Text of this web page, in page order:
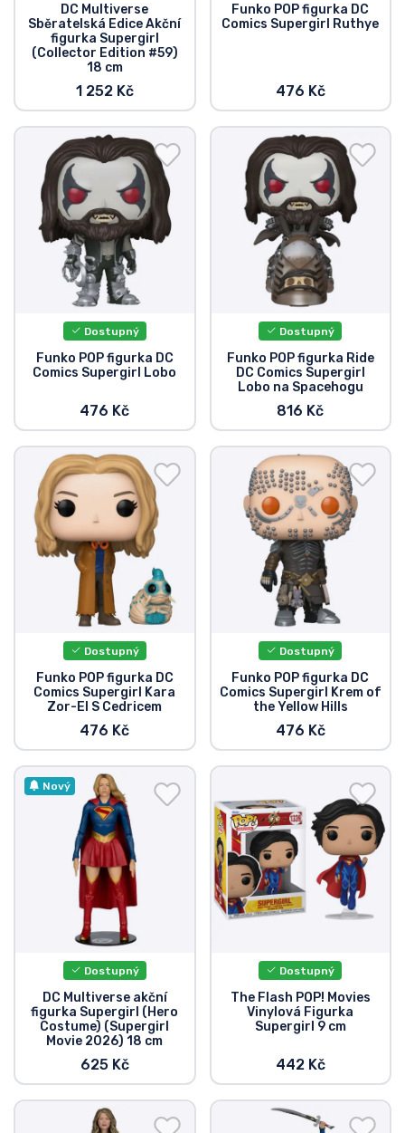
DC Multiverse
Sběratelská Edice Akční
figurka Supergirl
(Collector Edition #59)
18 cm
1 252 Kč
Funko POP figurka DC
Comics Supergirl Ruthye
476 Kč
Dostupný
Funko POP figurka DC
Comics Supergirl Lobo
476 Kč
Dostupný
Funko POP figurka Ride
DC Comics Supergirl
Lobo na Spacehogu
816 Kč
Dostupný
Funko POP figurka DC
Comics Supergirl Kara
Zor-El S Cedricem
476 Kč
Dostupný
Funko POP figurka DC
Comics Supergirl Krem of
the Yellow Hills
476 Kč
Nový
Dostupný
DC Multiverse akční
figurka Supergirl (Hero
Costume) (Supergirl
Movie 2026) 18 cm
625 Kč
Dostupný
The Flash POP! Movies
Vinylová Figurka
Supergirl 9 cm
442 Kč